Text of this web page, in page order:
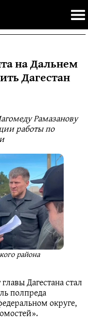
на Дальнем
Дагестан
Рамазанову
работы по
района
Дагестана стал
полпреда
округе,